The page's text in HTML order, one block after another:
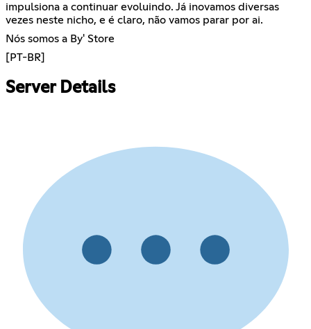
impulsiona a continuar evoluindo. Já inovamos diversas
vezes neste nicho, e é claro, não vamos parar por ai.
Nós somos a By' Store
[PT-BR]
Server Details